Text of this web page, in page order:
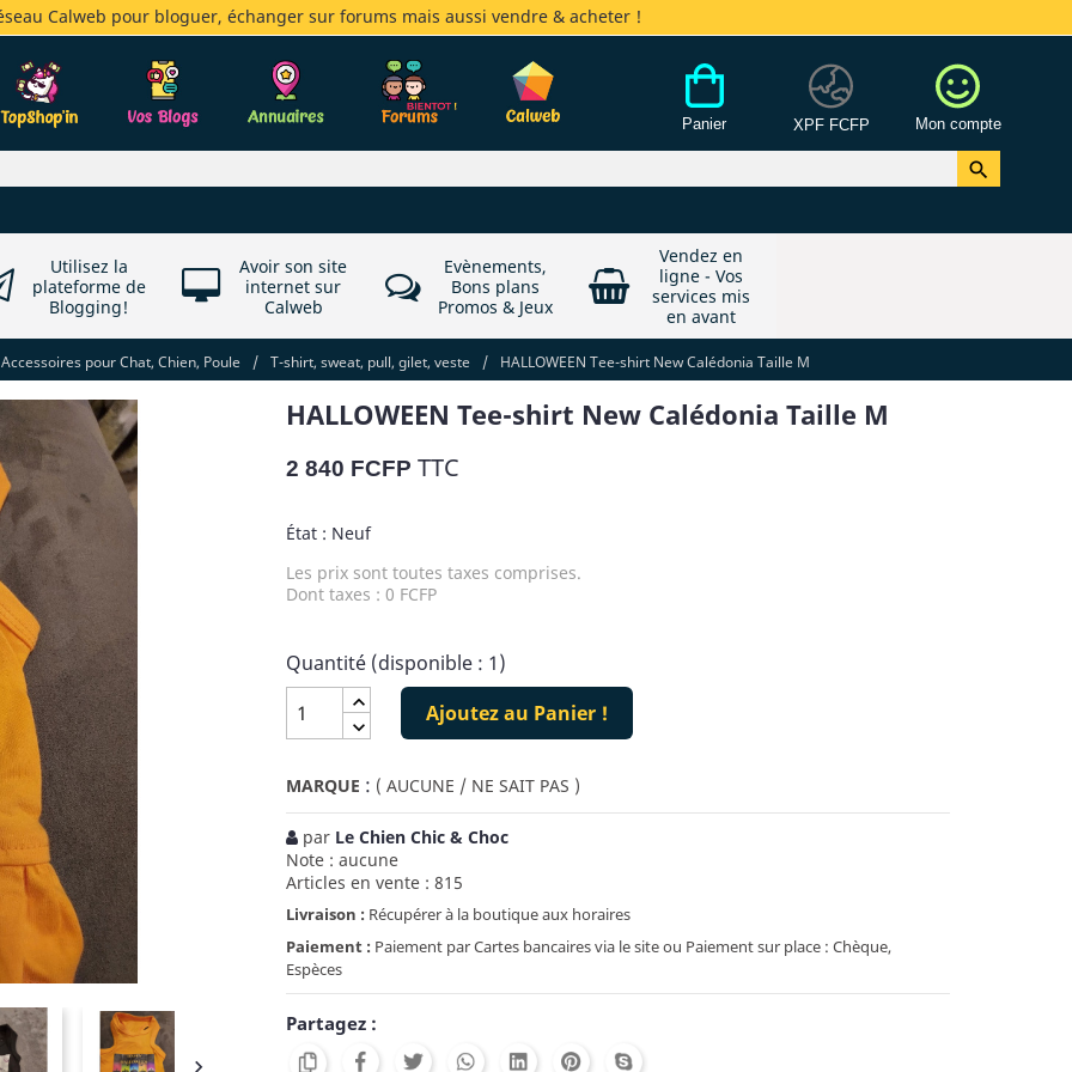
Calweb pour bloguer, échanger sur forums mais aussi vendre & acheter !
Panier XPF FCFP Mon compte

Utilisez la
plateforme de
Blogging!
Avoir son site
internet sur
Calweb
Evènements,
Bons plans
Promos & Jeux
Vendez en
ligne - Vos
services mis
en avant
pour Chat, Chien, Poule / T-shirt, sweat, pull, gilet, veste / HALLOWEEN Tee-shirt New Calédonia Taille M

HALLOWEEN Tee-shirt New Calédonia Taille M
2 840 FCFP TTC
État : Neuf
Les prix sont toutes taxes comprises.
Dont taxes : 0 FCFP
Quantité (disponible : 1)
Ajoutez au Panier !
MARQUE : ( AUCUNE / NE SAIT PAS )
par Le Chien Chic & Choc
Note : aucune
Articles en vente : 815
Livraison : Récupérer à la boutique aux horaires
Paiement : Paiement par Cartes bancaires via le site ou Paiement sur place : Chèque,
Espèces
Partagez :